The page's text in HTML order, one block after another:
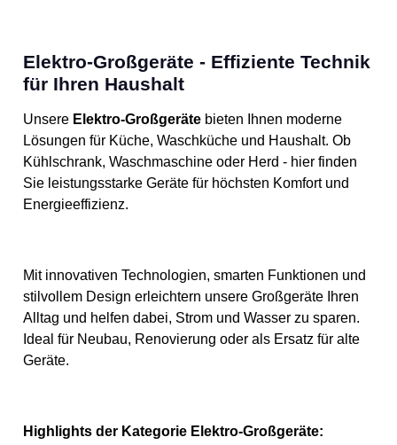
Elektro-Großgeräte - Effiziente Technik
für Ihren Haushalt
Unsere Elektro-Großgeräte bieten Ihnen moderne
Lösungen für Küche, Waschküche und Haushalt. Ob
Kühlschrank, Waschmaschine oder Herd - hier finden
Sie leistungsstarke Geräte für höchsten Komfort und
Energieeffizienz.
Mit innovativen Technologien, smarten Funktionen und
stilvollem Design erleichtern unsere Großgeräte Ihren
Alltag und helfen dabei, Strom und Wasser zu sparen.
Ideal für Neubau, Renovierung oder als Ersatz für alte
Geräte.
Highlights der Kategorie Elektro-Großgeräte: